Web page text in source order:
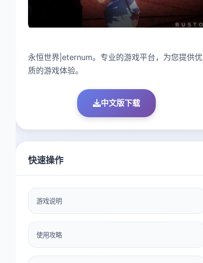
永恒世界|eternum。专业的游戏平台，为您提供优
质的游戏体验。
中文版下载
快速操作
游戏说明
使用攻略